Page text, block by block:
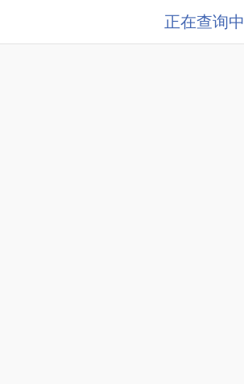
正在查询中